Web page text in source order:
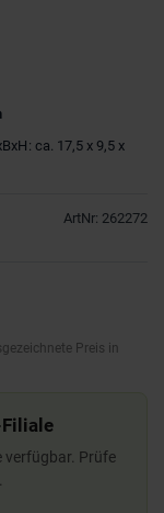
ca. 17,5 x 9,5 x
ArtNr: 262272
Preis in
Filiale
verfügbar. Prüfe